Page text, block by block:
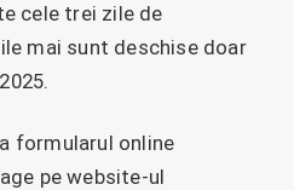
cele trei zile de
mai sunt deschise doar
formularul online
pe website-ul